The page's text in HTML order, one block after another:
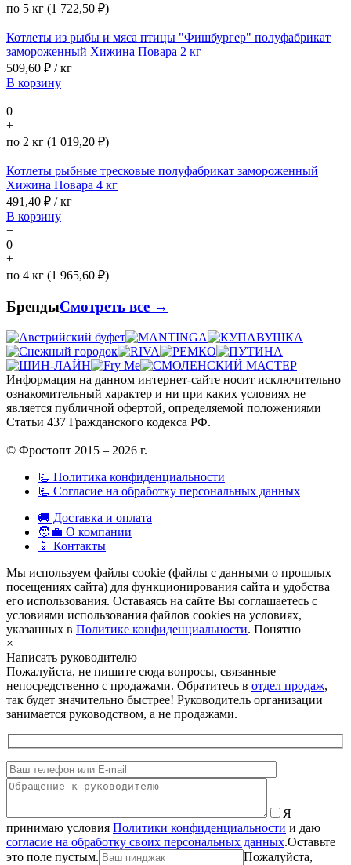
по 5 кг (1 722,50 ₽)
Котлеты из рыбы и мяса птицы "Фишбургер" полуфабрикат
замороженный Хижина Повара 2 кг
509,60 ₽ / кг
В корзину
−
0
+
по 2 кг (1 019,20 ₽)
Котлеты рыбные тресковые полуфабрикат замороженный
Хижина Повара 4 кг
491,40 ₽ / кг
В корзину
−
0
+
по 4 кг (1 965,60 ₽)
БрендыСмотреть все →
Информация на данном интернет-сайте носит исключительно
ознакомительный характер и ни при каких условиях не
является публичной офертой, определяемой положениями
Статьи 437 Гражданского кодекса РФ.
© Фростопт 2015 – 2026 г.
📃 Политика конфиденциальности
📃 Согласие на обработку персональных данных
🚚 Доставка и оплата
🧑‍💼 О компании
📱 Контакты
Мы используем файлы cookie (файлы с данными о прошлых
посещениях сайта) для функционирования сайта и удобства
его использования. Оставаясь на сайте Вы соглашаетесь с
условиями использования файлов cookies на условиях,
указанных в Политике конфиденциальности. Понятно
×
Написать руководителю
Пожалуйста, не пишите сюда вопросы, связанные
непосредственно с продажами. Обратитесь в отдел продаж,
так будет значительно быстрее! Руководитель организации
занимается руководством, а не продажами.
Я
принимаю условия Политики конфиденциальности и даю
согласие на обработку своих персональных данных.Оставьте
это поле пустым.
Пожалуйста,